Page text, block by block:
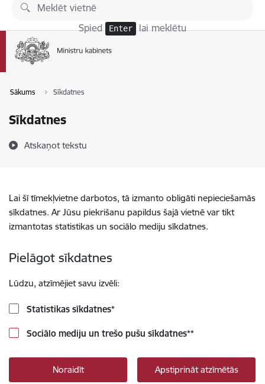
Pāriet uz lapas saturu
Spied Enter lai meklētu
Sākums Sīkdatnes
Sīkdatnes
Atskaņot tekstu
Lai šī tīmekļvietne darbotos, tā izmanto obligāti nepieciešamās
sīkdatnes. Ar Jūsu piekrišanu papildus šajā vietnē var tikt
izmantotas statistikas un sociālo mediju sīkdatnes.
Pielāgot sīkdatnes
Lūdzu, atzīmējiet savu izvēli:
Statistikas sīkdatnes*
Sociālo mediju un trešo pušu sīkdatnes**
Noraidīt Apstiprināt atzīmētās